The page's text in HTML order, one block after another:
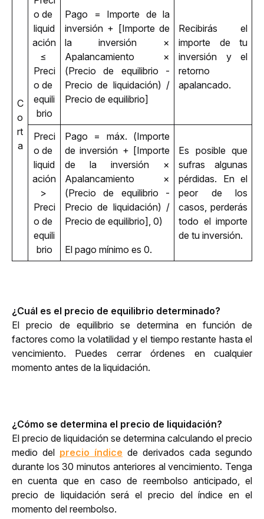
C
o
rt
a
o de
liquid
ación
≤
Preci
o de
equili
brio
Pago = Importe de la
inversión + [Importe de
la inversión ×
Apalancamiento ×
(Precio de equilibrio -
Precio de liquidación) /
Precio de equilibrio]
Recibirás el
importe de tu
inversión y el
retorno
apalancado.
Preci
o de
liquid
ación
>
Preci
o de
equili
brio
Pago = máx. (Importe
de inversión + [Importe
de la inversión ×
Apalancamiento ×
(Precio de equilibrio -
Precio de liquidación) /
Precio de equilibrio], 0)
El pago mínimo es 0.
Es posible que
sufras algunas
pérdidas. En el
peor de los
casos, perderás
todo el importe
de tu inversión.
¿Cuál es el precio de equilibrio determinado?
El precio de equilibrio se determina en función de
factores como la volatilidad y el tiempo restante hasta el
vencimiento. Puedes cerrar órdenes en cualquier
momento antes de la liquidación.
¿Cómo se determina el precio de liquidación?
El precio de liquidación se determina calculando el precio
medio del precio índice de derivados cada segundo
durante los 30 minutos anteriores al vencimiento. Tenga
en cuenta que en caso de reembolso anticipado, el
precio de liquidación será el precio del índice en el
momento del reembolso.